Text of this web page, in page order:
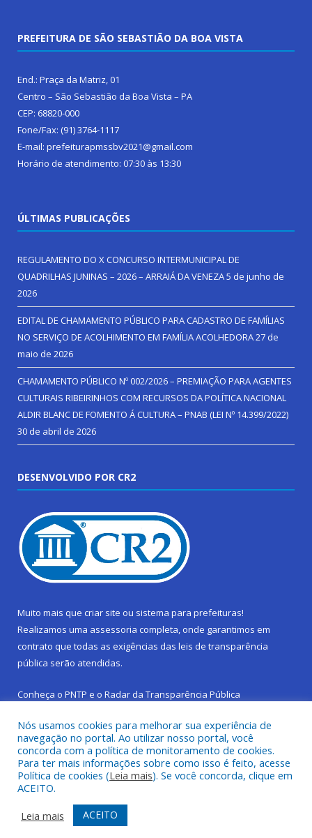
PREFEITURA DE SÃO SEBASTIÃO DA BOA VISTA
End.: Praça da Matriz, 01
Centro – São Sebastião da Boa Vista – PA
CEP: 68820-000
Fone/Fax: (91) 3764-1117
E-mail: prefeiturapmssbv2021@gmail.com
Horário de atendimento: 07:30 às 13:30
ÚLTIMAS PUBLICAÇÕES
REGULAMENTO DO X CONCURSO INTERMUNICIPAL DE
QUADRILHAS JUNINAS – 2026 – ARRAIÁ DA VENEZA5 de junho de
2026
EDITAL DE CHAMAMENTO PÚBLICO PARA CADASTRO DE FAMÍLIAS
NO SERVIÇO DE ACOLHIMENTO EM FAMÍLIA ACOLHEDORA27 de
maio de 2026
CHAMAMENTO PÚBLICO Nº 002/2026 – PREMIAÇÃO PARA AGENTES
CULTURAIS RIBEIRINHOS COM RECURSOS DA POLÍTICA NACIONAL
ALDIR BLANC DE FOMENTO Á CULTURA – PNAB (LEI Nº 14.399/2022)
30 de abril de 2026
DESENVOLVIDO POR CR2
Muito mais que criar site ou sistema para prefeituras!
Realizamos uma assessoria completa, onde garantimos em
contrato que todas as exigências das leis de transparência
pública serão atendidas.
Conheça o PNTP e o Radar da Transparência Pública
Todos os direitos reservados a Prefeitura Municipal de São
Sebastião da Boa Vista.
Frequência Online
Mapa do Site
Acessar Área Administrativa
Nós usamos cookies para melhorar sua experiência de
navegação no portal. Ao utilizar nosso portal, você
concorda com a política de monitoramento de cookies.
Para ter mais informações sobre como isso é feito, acesse
Política de cookies (Leia mais). Se você concorda, clique em
ACEITO.
Leia mais
ACEITO